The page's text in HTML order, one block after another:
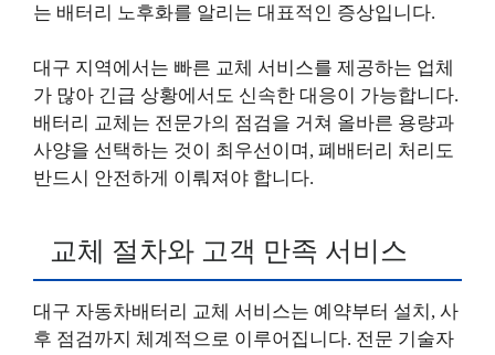
는 배터리 노후화를 알리는 대표적인 증상입니다.
대구 지역에서는 빠른 교체 서비스를 제공하는 업체
가 많아 긴급 상황에서도 신속한 대응이 가능합니다.
배터리 교체는 전문가의 점검을 거쳐 올바른 용량과
사양을 선택하는 것이 최우선이며, 폐배터리 처리도
반드시 안전하게 이뤄져야 합니다.
교체 절차와 고객 만족 서비스
대구 자동차배터리 교체 서비스는 예약부터 설치, 사
후 점검까지 체계적으로 이루어집니다. 전문 기술자